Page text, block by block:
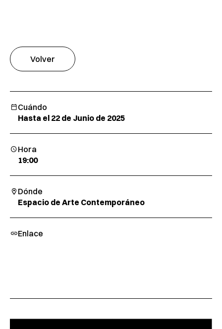
Volver
Cuándo
Hasta el 22 de Junio de 2025
Hora
19:00
Dónde
Espacio de Arte Contemporáneo
Enlace